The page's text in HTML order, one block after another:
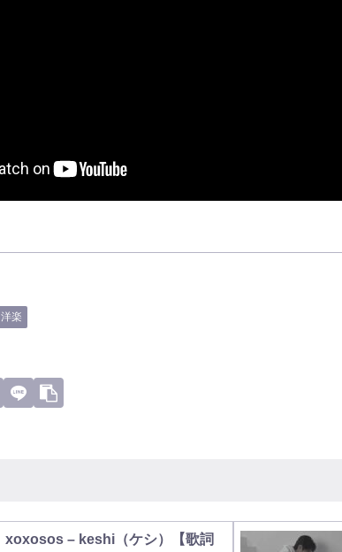
洋楽
xoxosos – keshi（ケシ）【歌詞